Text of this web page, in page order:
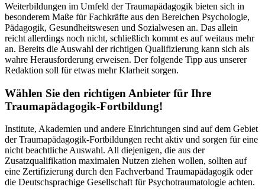
Weiterbildungen im Umfeld der Traumapädagogik bieten sich in
besonderem Maße für Fachkräfte aus den Bereichen Psychologie,
Pädagogik, Gesundheitswesen und Sozialwesen an. Das allein
reicht allerdings noch nicht, schließlich kommt es auf weitaus mehr
an. Bereits die Auswahl der richtigen Qualifizierung kann sich als
wahre Herausforderung erweisen. Der folgende Tipp aus unserer
Redaktion soll für etwas mehr Klarheit sorgen.
Wählen Sie den richtigen Anbieter für Ihre
Traumapädagogik-Fortbildung!
Institute, Akademien und andere Einrichtungen sind auf dem Gebiet
der Traumapädagogik-Fortbildungen recht aktiv und sorgen für eine
nicht beachtliche Auswahl. All diejenigen, die aus der
Zusatzqualifikation maximalen Nutzen ziehen wollen, sollten auf
eine Zertifizierung durch den Fachverband Traumapädagogik oder
die Deutschsprachige Gesellschaft für Psychotraumatologie achten.